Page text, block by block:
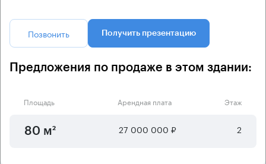
Позвонить Получить презентацию
Предложения по продаже в этом здании:
Площадь Арендная плата Этаж
80 м² 27 000 000 ₽ 2